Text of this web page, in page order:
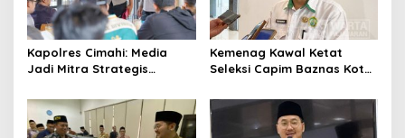
Kapolres Cimahi: Media
Jadi Mitra Strategis
Publik
Kemenag Kawal Ketat
Seleksi Capim Baznas Kota
Komisioner Baznas
Berintegritas